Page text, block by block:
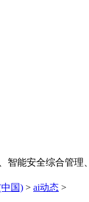
智能安全综合管理
国) > ai动态 >